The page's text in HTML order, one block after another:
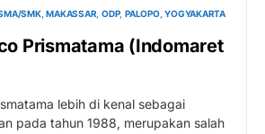
SMK MAKASSAR ODP PALOPO YOGYAKARTA
Prismatama (Indomaret
lebih di kenal sebagai
pada tahun 1988, merupakan salah